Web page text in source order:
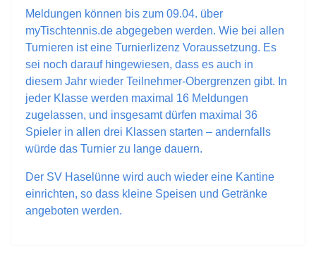
Meldungen können bis zum 09.04. über
myTischtennis.de abgegeben werden. Wie bei allen
Turnieren ist eine Turnierlizenz Voraussetzung. Es
sei noch darauf hingewiesen, dass es auch in
diesem Jahr wieder Teilnehmer-Obergrenzen gibt. In
jeder Klasse werden maximal 16 Meldungen
zugelassen, und insgesamt dürfen maximal 36
Spieler in allen drei Klassen starten – andernfalls
würde das Turnier zu lange dauern.
Der SV Haselünne wird auch wieder eine Kantine
einrichten, so dass kleine Speisen und Getränke
angeboten werden.